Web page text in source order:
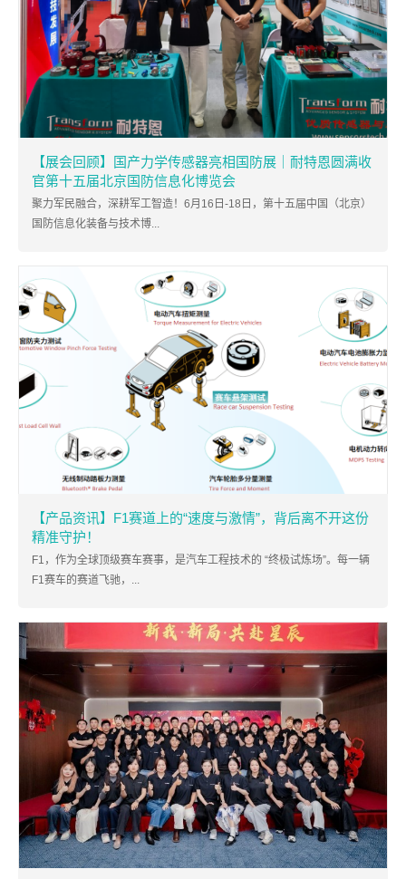
【展会回顾】国产力学传感器亮相国防展｜耐特恩圆满收
官第十五届北京国防信息化博览会
聚力军民融合，深耕军工智造！6月16日-18日，第十五届中国（北京）
国防信息化装备与技术博...
【产品资讯】F1赛道上的“速度与激情”，背后离不开这份
精准守护！
F1，作为全球顶级赛车赛事，是汽车工程技术的 “终极试炼场”。每一辆
F1赛车的赛道飞驰，...